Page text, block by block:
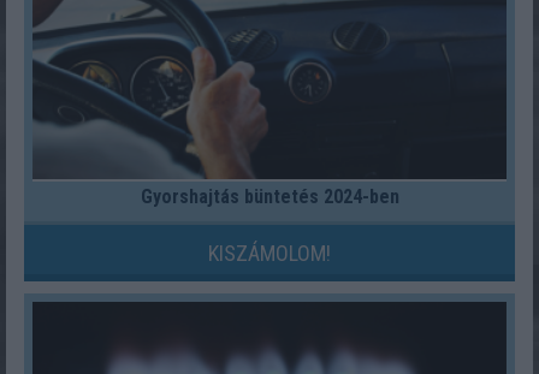
Gyorshajtás büntetés 2024-ben
KISZÁMOLOM!